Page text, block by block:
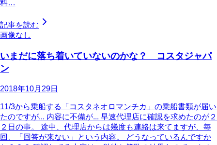
料…
記事を読む
画像なし
いまだに落ち着いていないのかな？ コスタジャパ
ン
2018年10月29日
11/3から乗船する「コスタネオロマンチカ」の乗船書類が届い
たのですが... 内容に不備が... 早速代理店に確認を求めたのが２
２日の事。 途中、代理店からは幾度も連絡は来てますが、毎
回、「回答が来ない」という内容。 どうなっているんですか